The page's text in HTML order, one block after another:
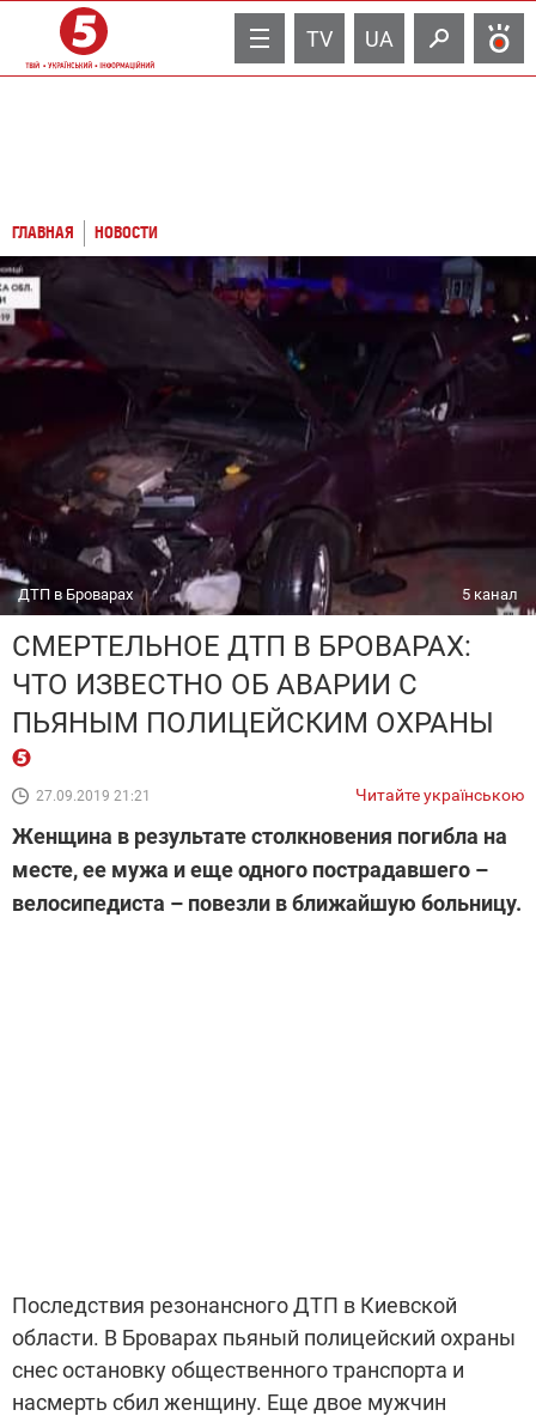
TV UA
ГЛАВНАЯ НОВОСТИ
ДТП в Броварах 5 канал
СМЕРТЕЛЬНОЕ ДТП В БРОВАРАХ:
ЧТО ИЗВЕСТНО ОБ АВАРИИ С
ПЬЯНЫМ ПОЛИЦЕЙСКИМ ОХРАНЫ
27.09.2019 21:21 Читайте українською
Женщина в результате столкновения погибла на
месте, ее мужа и еще одного пострадавшего –
велосипедиста – повезли в ближайшую больницу.
Последствия резонансного ДТП в Киевской
области. В Броварах пьяный полицейский охраны
снес остановку общественного транспорта и
насмерть сбил женщину. Еще двое мужчин